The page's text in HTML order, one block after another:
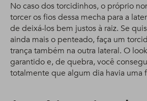
No caso dos torcidinhos, o próprio
torcer os fios dessa mecha para a
de deixá-los bem justos à raiz. Se
ainda mais o penteado, faça um
trança também na outra lateral. O
garantido e, de quebra, você
totalmente que algum dia havia uma